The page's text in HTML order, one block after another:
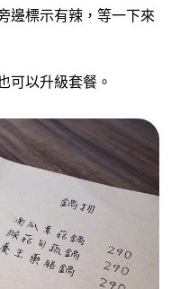
邊標示有辣，等一下來
可以升級套餐。